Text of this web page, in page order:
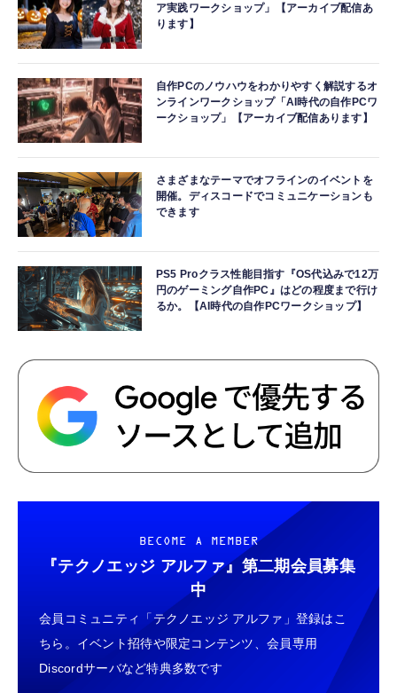
ア実践ワークショップ」【アーカイブ配信あ
ります】
自作PCのノウハウをわかりやすく解説するオ
ンラインワークショップ「AI時代の自作PCワ
ークショップ」【アーカイブ配信あります】
さまざまなテーマでオフラインのイベントを
開催。ディスコードでコミュニケーションも
できます
PS5 Proクラス性能目指す『OS代込みで12万
円のゲーミング自作PC』はどの程度まで行け
るか。【AI時代の自作PCワークショップ】
BECOME A MEMBER
『テクノエッジ アルファ』 第二期会員募集
中
会員コミュニティ「テクノエッジ アルファ」登録はこ
ちら。イベント招待や限定コンテンツ、会員専用
Discordサーバなど特典多数です